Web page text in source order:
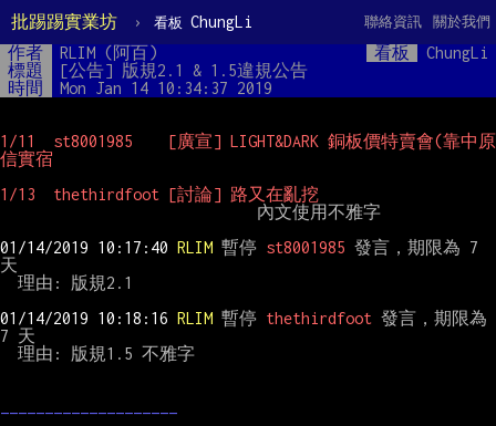
批踢踢實業坊 › 看板 ChungLi 關於我們
聯絡資訊
作者 RLIM (阿百) 看板
ChungLi
標題
[公告] 版規2.1 & 1.5違規公告
時間
Mon Jan 14 10:34:37 2019
1/11  st8001985    [廣宣] LIGHT&DARK 銅板價特賣會(靠中原
信實宿
1/13  thethirdfoot [討論] 路又在亂挖
01/14/2019 10:17:40 RLIM 暫停 st8001985 發言，期限為 7
天
01/14/2019 10:18:16 RLIM 暫停 thethirdfoot 發言，期限為
7 天